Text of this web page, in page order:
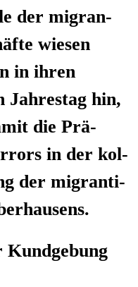
der migran­
wie­sen
in ihren
Jah­res­tag hin,
die Prä­
in der kol­
der migran­ti­
Kund­ge­bung